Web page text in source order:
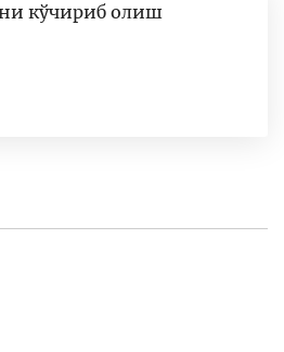
кўчириб олиш